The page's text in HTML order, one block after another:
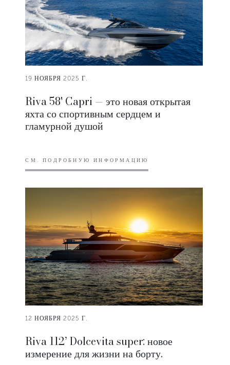
19 НОЯБРЯ 2025 Г.
Riva 58' Capri — это новая открытая
яхта со спортивным сердцем и
гламурной душой
СМ. ПОДРОБНУЮ ИНФОРМАЦИЮ
12 НОЯБРЯ 2025 Г.
Riva 112’ Dolcevita super: новое
измерение для жизни на борту.